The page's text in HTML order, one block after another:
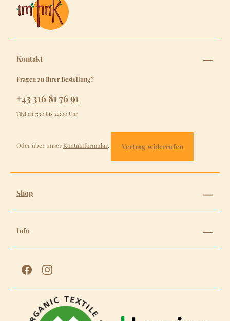
Kontakt
Fragen zu Ihrer Bestellung?
+43 316 81 76 91
Täglich 7:30 bis 22:00 Uhr
Oder über unser Kontaktformular. Vertrag widerrufen
Shop
Info